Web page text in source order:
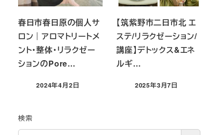
春日市春日原の個人サ
ロン｜アロマトリートメ
ント・整体・リラクゼー
ションのPore…
投稿日
2024年4月2日
【筑紫野市二日市北 エ
ステ/リラクゼーション/
講座】デトックス&エネ
ルギ…
投稿日
2025年3月7日
検索